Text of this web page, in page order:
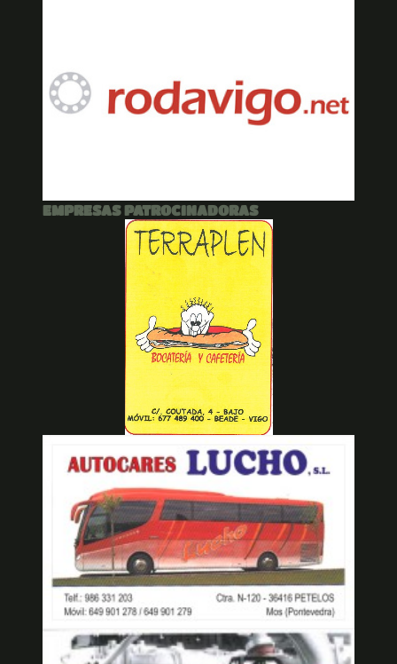
EMPRESAS PATROCINADORAS